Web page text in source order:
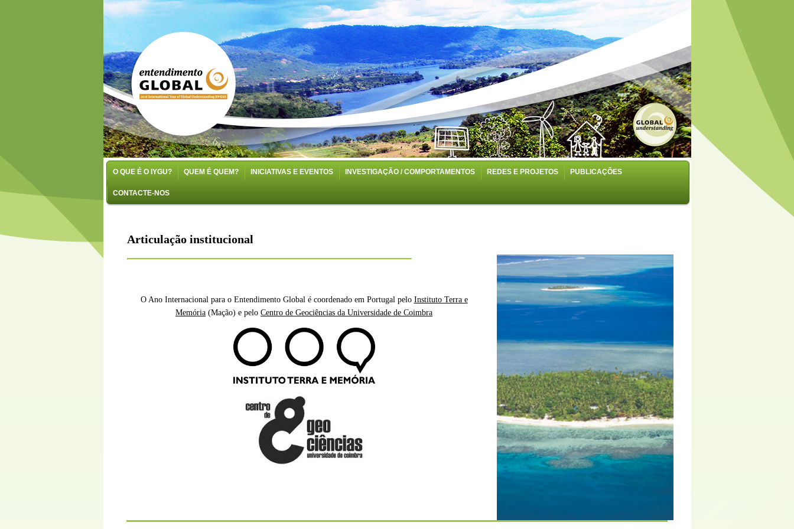
O QUE É O IYGU? QUEM É QUEM? INICIATIVAS E EVENTOS INVESTIGAÇÃO / COMPORTAMENTOS REDES E PROJETOS PUBLICAÇÕES
CONTACTE-NOS
Articulação institucional
O Ano Internacional para o Entendimento Global é coordenado em Portugal pelo Instituto Terra e
Memória (Mação) e pelo Centro de Geociências da Universidade de Coimbra